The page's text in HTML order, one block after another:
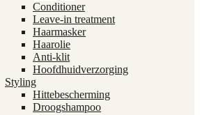
Conditioner
Leave-in treatment
Haarmasker
Haarolie
Anti-klit
Hoofdhuidverzorging
Styling
Hittebescherming
Droogshampoo